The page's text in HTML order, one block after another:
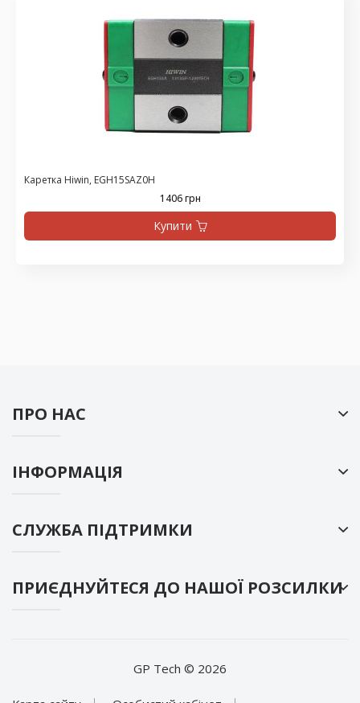
Каретка Hiwin, EGH15SAZ0H
1406 грн
Купити
ПРО НАС
ІНФОРМАЦІЯ
СЛУЖБА ПІДТРИМКИ
ПРИЄДНУЙТЕСЯ ДО НАШОЇ РОЗСИЛКИ
GP Tech © 2026